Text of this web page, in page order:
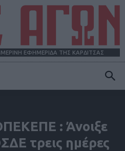
ΕΦΗΜΕΡΙΔΑ ΤΗΣ ΚΑΡΔΙΤΣΑΣ
ΑΓΩΝ
: Άνοιξε
τρεις ημέρες